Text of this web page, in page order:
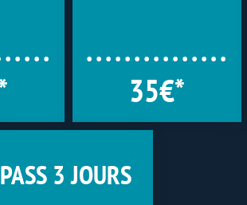
35€*
PASS 3 JOURS